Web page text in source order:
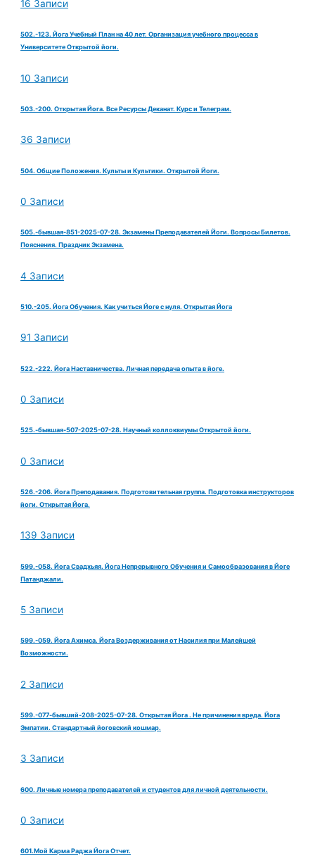
16 Записи
502.-123. Йога Учебный План на 40 лет. Организация учебного процесса в
Университете Открытой йоги.
10 Записи
503.-200. Открытая Йога. Все Ресурсы Деканат. Курс и Телеграм.
36 Записи
504. Общие Положения. Культы и Культики. Открытой Йоги.
0 Записи
505.-бывшая-851-2025-07-28. Экзамены Преподавателей Йоги. Вопросы Билетов.
Пояснения. Праздник Экзамена.
4 Записи
510.-205. Йога Обучения. Как учиться Йоге с нуля. Открытая Йога
91 Записи
522.-222. Йога Наставничества. Личная передача опыта в йоге.
0 Записи
525.-бывшая-507-2025-07-28. Научный коллоквиумы Открытой йоги.
0 Записи
526.-206. Йога Преподавания. Подготовительная группа. Подготовка инструкторов
йоги. Открытая Йога.
139 Записи
599.-058. Йога Свадхьяя. Йога Непрерывного Обучения и Самообразования в Йоге
Патанджали.
5 Записи
599.-059. Йога Ахимса. Йога Воздерживания от Насилия при Малейшей
Возможности.
2 Записи
599.-077-бывший-208-2025-07-28. Открытая Йога . Не причинения вреда. Йога
Эмпатии. Стандартный йоговский кошмар.
3 Записи
600. Личные номера преподавателей и студентов для личной деятельности.
0 Записи
601.Мой Карма Раджа Йога Отчет.